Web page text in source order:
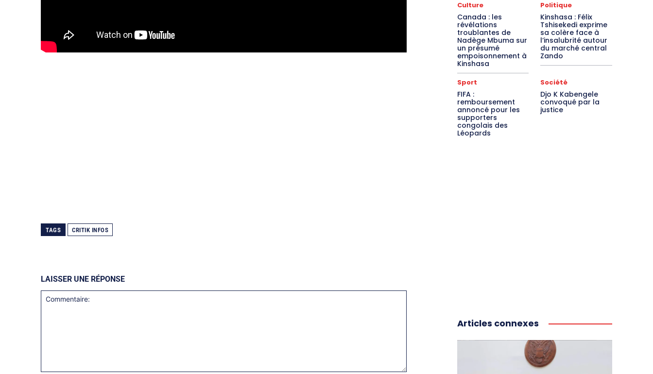
TAGS CRITIK INFOS
LAISSER UNE RÉPONSE
Culture
Canada : les
révélations
troublantes de
Nadège Mbuma sur
un présumé
empoisonnement à
Kinshasa
Politique
Kinshasa : Félix
Tshisekedi exprime
sa colère face à
l’insalubrité autour
du marché central
Zando
Sport
FIFA :
remboursement
annoncé pour les
supporters
congolais des
Léopards
Société
Djo K Kabengele
convoqué par la
justice
Articles connexes